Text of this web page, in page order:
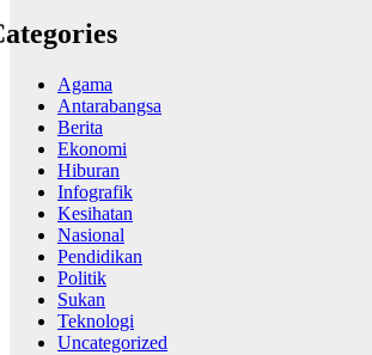
Agama
Antarabangsa
Berita
Ekonomi
Hiburan
Infografik
Kesihatan
Nasional
Pendidikan
Politik
Sukan
Teknologi
Uncategorized